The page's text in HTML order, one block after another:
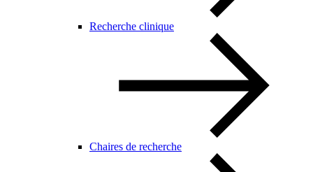
Recherche clinique
Chaires de recherche